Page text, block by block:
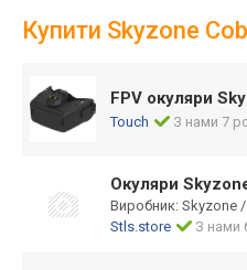
Купити Skyzone
FPV окуляри
Touch З нами 7
Окуляри
Виробник: Skyzone
Stls.store
З нами